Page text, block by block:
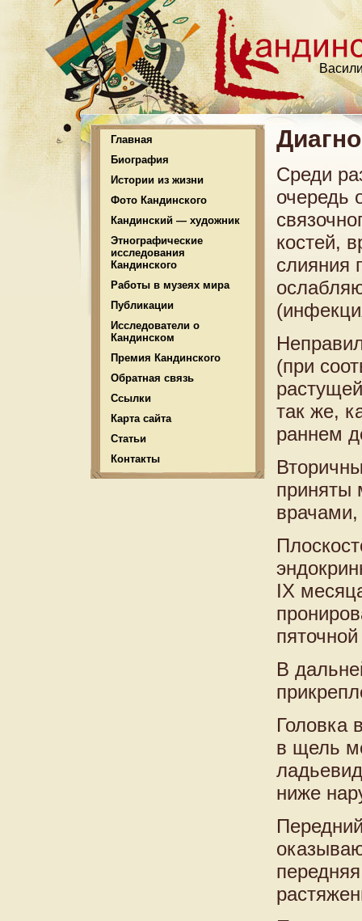
Главная
Биография
Истории из жизни
Фото Кандинского
Кандинский — художник
Этнографические
исследования
Кандинского
Работы в музеях мира
Публикации
Исследователи о
Кандинском
Премия Кандинского
Обратная связь
Ссылки
Карта сайта
Статьи
Контакты
Среди
очередь
костей,
слияния
(при
так же,
раннем
приняты
IX
В
Головка
в щель
ниже